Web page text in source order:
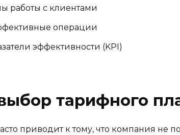
работы с клиентами
операции
эффективности (KPI)
тарифного
приводит к тому, что компания не